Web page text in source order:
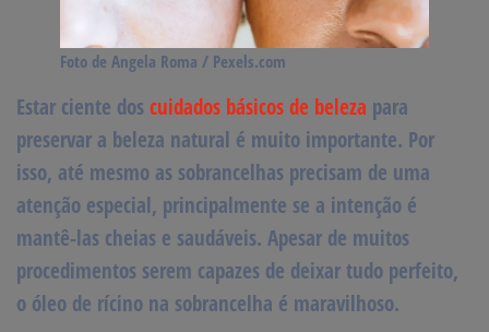
Foto de Angela Roma / Pexels.com
Estar ciente dos cuidados básicos de beleza para
preservar a beleza natural é muito importante. Por
isso, até mesmo as sobrancelhas precisam de uma
atenção especial, principalmente se a intenção é
mantê-las cheias e saudáveis. Apesar de muitos
procedimentos serem capazes de deixar tudo perfeito,
o óleo de rícino na sobrancelha é maravilhoso.